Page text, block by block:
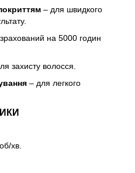
– для швидкого
на 5000 годин
захисту волосся.
– для легкого
хв.